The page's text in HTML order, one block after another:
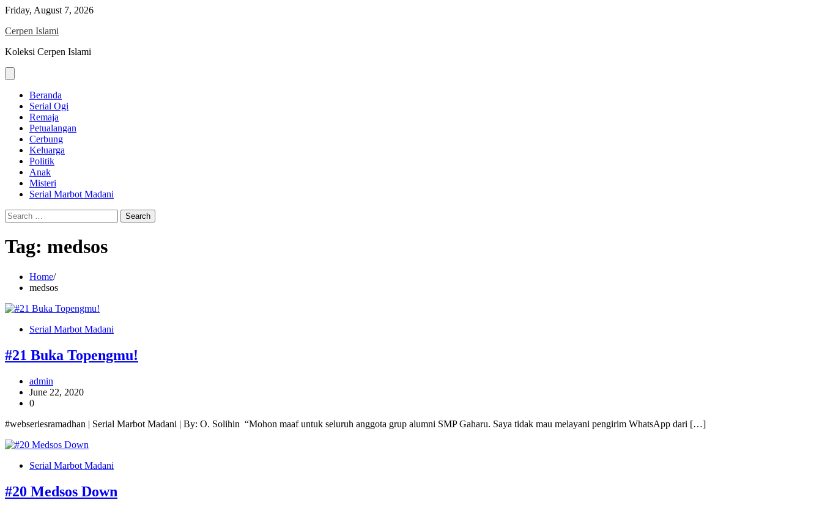
Skip
content
Friday, August 7, 2026
Cerpen Islami
Koleksi Cerpen Islami
Beranda
Serial Ogi
Remaja
Petualangan
Cerbung
Keluarga
Politik
Anak
Misteri
Serial Marbot Madani
Search
for:
Tag: medsos
Home
medsos
Serial Marbot Madani
#21 Buka Topengmu!
admin
June 22, 2020
0
#webseriesramadhan | Serial Marbot Madani | By: O. Solihin “Mohon maaf untuk seluruh anggota grup alumni SMP Gaharu. Saya tidak mau melayani pengirim WhatsApp dari […]
Serial Marbot Madani
#20 Medsos Down